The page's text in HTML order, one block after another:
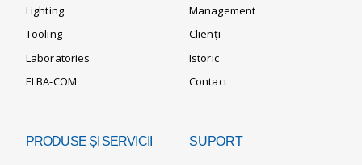
Lighting
Tooling
Laboratories
ELBA-COM
Management
Clienți
Istoric
Contact
PRODUSE ȘI SERVICII SUPORT